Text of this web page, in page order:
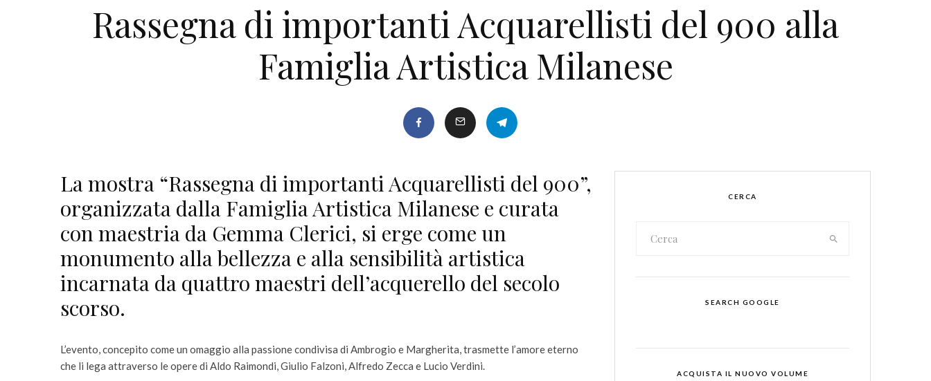
Rassegna di importanti Acquarellisti del 900 alla
Famiglia Artistica Milanese
La mostra “Rassegna di importanti Acquarellisti del 900”,
organizzata dalla Famiglia Artistica Milanese e curata
con maestria da Gemma Clerici, si erge come un
monumento alla bellezza e alla sensibilità artistica
incarnata da quattro maestri dell’acquerello del secolo
scorso.
L’evento, concepito come un omaggio alla passione condivisa di Ambrogio e Margherita, trasmette l’amore eterno
che li lega attraverso le opere di Aldo Raimondi, Giulio Falzoni, Alfredo Zecca e Lucio Verdini.
CERCA
SEARCH GOOGLE
ACQUISTA IL NUOVO VOLUME